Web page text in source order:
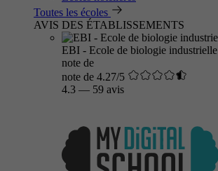
Toutes les écoles
AVIS DES ÉTABLISSEMENTS
EBI - Ecole de biologie industrielle
note de
note de 4.27/5
4.3 — 59 avis